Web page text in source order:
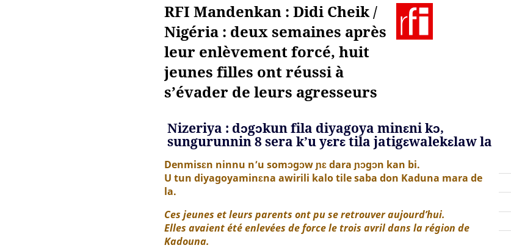
RFI Mandenkan : Didi Cheik /
Nigéria : deux semaines après
leur enlèvement forcé, huit
jeunes filles ont réussi à
s’évader de leurs agresseurs
Nizeriya : dɔgɔkun fila diyagoya minɛni kɔ,
sungurunnin 8 sera k’u yɛrɛ tila jatigɛwalekɛlaw la
Denmisɛn ninnu n’u somɔgɔw ɲɛ dara ɲɔgɔn kan bi.
U tun diyagoyaminɛna awirili kalo tile saba don Kaduna mara de
la.
Ces jeunes et leurs parents ont pu se retrouver aujourd’hui.
Elles avaient été enlevées de force le trois avril dans la région de
Kadouna.